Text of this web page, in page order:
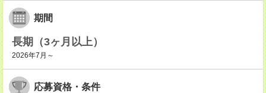
期間
長期（3ヶ月以上）
2026年7月～
応募資格・条件